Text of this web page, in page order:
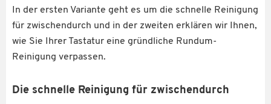
In der ersten Variante geht es um die schnelle Reinigung
für zwischendurch und in der zweiten erklären wir Ihnen,
wie Sie Ihrer Tastatur eine gründliche Rundum-
Reinigung verpassen.
Die schnelle Reinigung für zwischendurch